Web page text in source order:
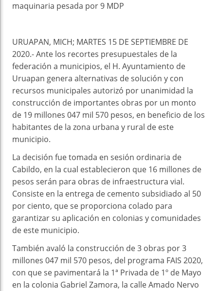
maquinaria pesada por 9 MDP
URUAPAN, MICH; MARTES 15 DE SEPTIEMBRE DE
2020.- Ante los recortes presupuestales de la
federación a municipios, el H. Ayuntamiento de
Uruapan genera alternativas de solución y con
recursos municipales autorizó por unanimidad la
construcción de importantes obras por un monto
de 19 millones 047 mil 570 pesos, en beneficio de los
habitantes de la zona urbana y rural de este
municipio.
La decisión fue tomada en sesión ordinaria de
Cabildo, en la cual establecieron que 16 millones de
pesos serán para obras de infraestructura vial.
Consiste en la entrega de cemento subsidiado al 50
por ciento, que se proporciona colado para
garantizar su aplicación en colonias y comunidades
de este municipio.
También avaló la construcción de 3 obras por 3
millones 047 mil 570 pesos, del programa FAIS 2020,
con que se pavimentará la 1ª Privada de 1º de Mayo
en la colonia Gabriel Zamora, la calle Amado Nervo